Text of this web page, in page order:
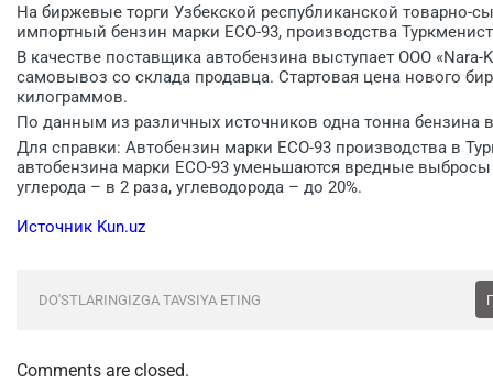
На биржевые торги Узбекской республиканской товарно-
импортный бензин марки ECO-93, производства
В качестве поставщика автобензина выступает ООО
самовывоз со склада продавца. Стартовая цена нового
килограммов.
По данным из различных источников одна тонна бензина
Для справки: Автобензин марки ЕСO-93 производства в
автобензина марки ЕСO-93 уменьшаются вредные
углерода – в 2 раза, углеводорода – до 20%.
Источник Kun.uz
DO'STLARINGIZGA TAVSIYA ETING
Comments are closed.